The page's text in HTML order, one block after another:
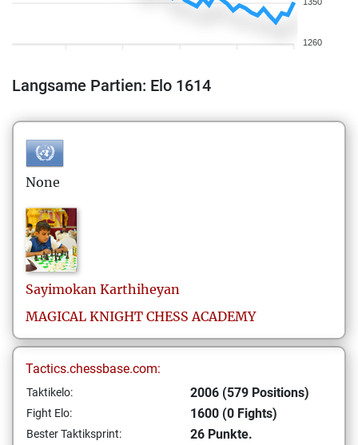
1260
Langsame Partien: Elo 1614
None
Sayimokan Karthiheyan
MAGICAL KNIGHT CHESS ACADEMY
Tactics.chessbase.com:
Taktikelo: 2006 (579 Positions)
Fight Elo: 1600 (0 Fights)
Bester Taktiksprint: 26 Punkte.